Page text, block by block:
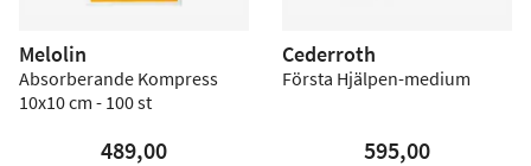
Melolin
Absorberande Kompress
10x10 cm - 100 st
489,00
Cederroth
Första Hjälpen-medium
595,00